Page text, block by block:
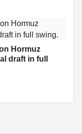
Hormuz
draft in full